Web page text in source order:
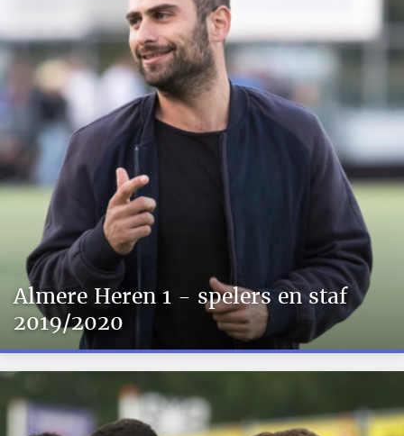
Almere Heren 1 - spelers en staf
2019/2020